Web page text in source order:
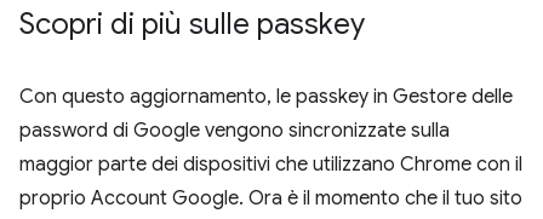
Scopri di più sulle passkey
Con questo aggiornamento, le passkey in Gestore delle
password di Google vengono sincronizzate sulla
maggior parte dei dispositivi che utilizzano Chrome con il
proprio Account Google. Ora è il momento che il tuo sito